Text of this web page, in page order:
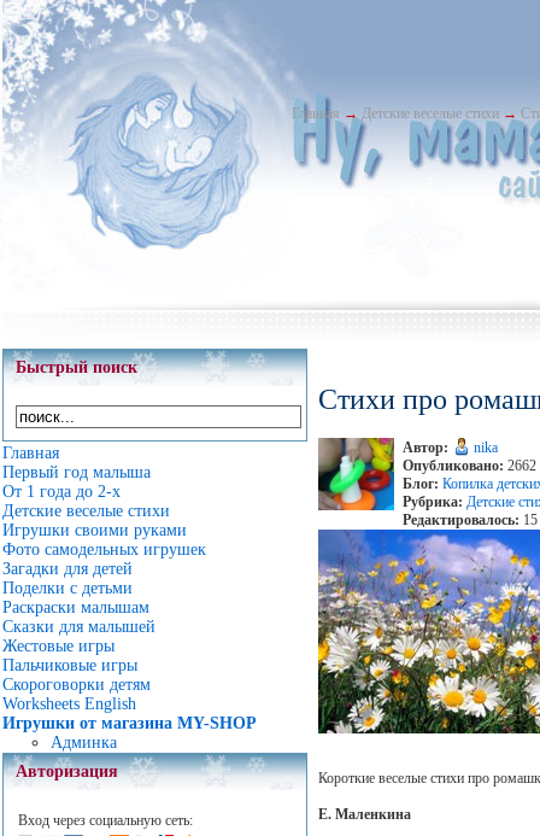
Главная → Детские веселые стихи →
Быстрый поиск
Главная
Первый год малыша
От 1 года до 2-х
Детские веселые стихи
Игрушки своими руками
Фото самодельных игрушек
Загадки для детей
Поделки с детьми
Раскраски малышам
Сказки для малышей
Жестовые игры
Пальчиковые игры
Скороговорки детям
Worksheets English
Игрушки от магазина MY-SHOP
Админка
Авторизация
Вход через социальную сеть:
Стихи про
Автор:
nika
Опубликовано: 2662
Блог: Копилка
Рубрика: Детские
Редактировалось:
Короткие веселые стихи про
Е. Маленкина